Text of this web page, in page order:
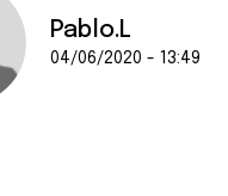
Pablo.L
04/06/2020 - 13:49